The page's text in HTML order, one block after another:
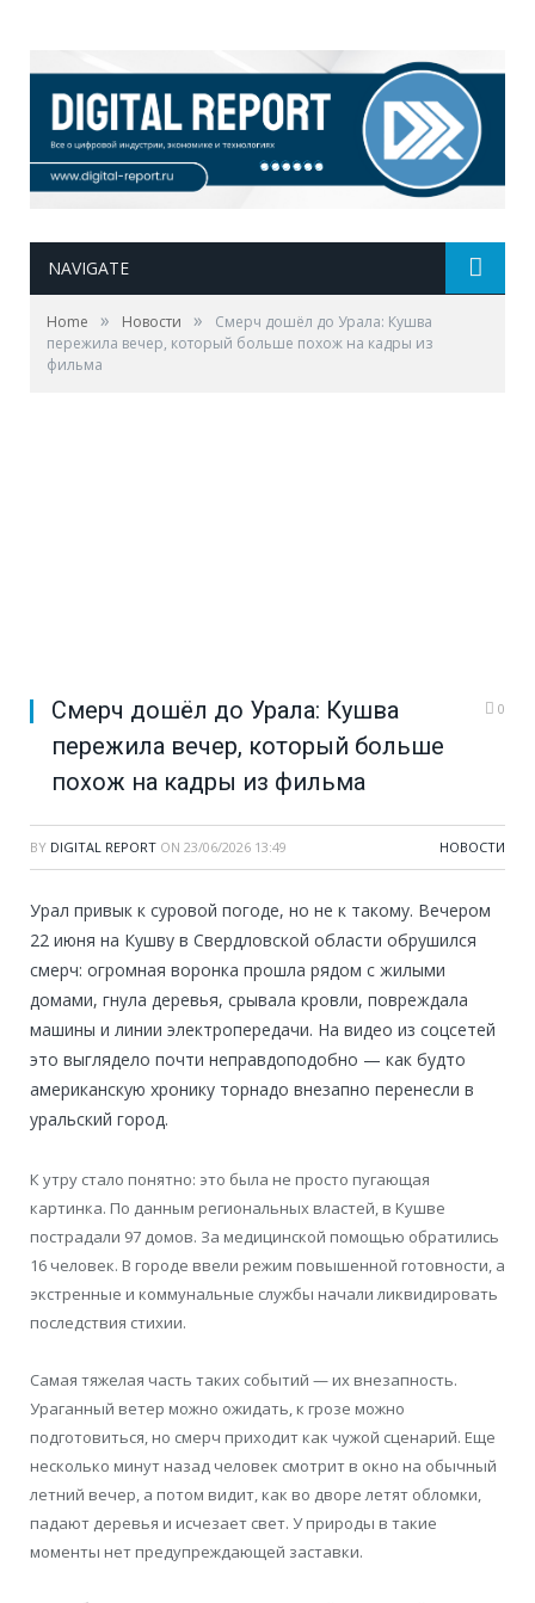
NAVIGATE
Home » Новости »
Смерч дошёл до Урала: Кушва
пережила вечер, который больше похож на кадры из
фильма
Смерч дошёл до Урала: Кушва
пережила вечер, который больше
похож на кадры из фильма
0
BY DIGITAL REPORT ON 23/06/2026 13:49 НОВОСТИ
Урал привык к суровой погоде, но не к такому. Вечером
22 июня на Кушву в Свердловской области обрушился
смерч: огромная воронка прошла рядом с жилыми
домами, гнула деревья, срывала кровли, повреждала
машины и линии электропередачи. На видео из соцсетей
это выглядело почти неправдоподобно — как будто
американскую хронику торнадо внезапно перенесли в
уральский город.
К утру стало понятно: это была не просто пугающая
картинка. По данным региональных властей, в Кушве
пострадали 97 домов. За медицинской помощью обратились
16 человек. В городе ввели режим повышенной готовности, а
экстренные и коммунальные службы начали ликвидировать
последствия стихии.
Самая тяжелая часть таких событий — их внезапность.
Ураганный ветер можно ожидать, к грозе можно
подготовиться, но смерч приходит как чужой сценарий. Еще
несколько минут назад человек смотрит в окно на обычный
летний вечер, а потом видит, как во дворе летят обломки,
падают деревья и исчезает свет. У природы в такие
моменты нет предупреждающей заставки.